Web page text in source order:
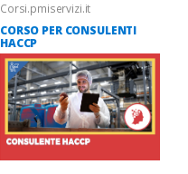
Corsi.pmiservizi.it
CORSO PER CONSULENTI
HACCP